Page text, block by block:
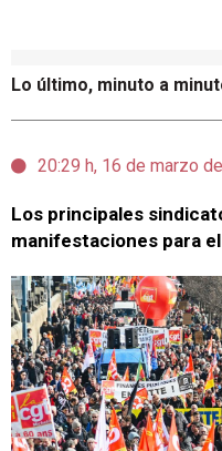
Lo último, minuto a
20:29 h, 16 de marzo
Los principales
manifestaciones para